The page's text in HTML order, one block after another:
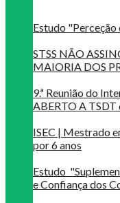
Estudo
STSS NÃO
MAIORIA DOS
9.ª Reunião do
ABERTO A TSDT
ISEC | Mestrado
por 6 anos
Estudo
e Confiança dos